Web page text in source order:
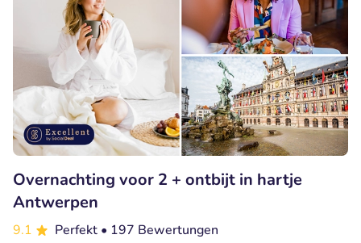
Overnachting voor 2 + ontbijt in hartje
Antwerpen
9.1 Perfekt • 197 Bewertungen